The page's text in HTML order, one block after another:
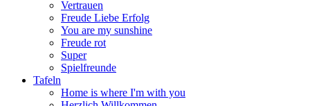
Vertrauen
Freude Liebe Erfolg
You are my sunshine
Freude rot
Super
Spielfreunde
Tafeln
Home is where I'm with you